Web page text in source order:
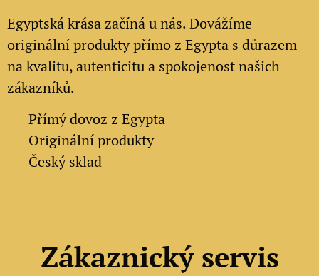
Egyptská krása začíná u nás. Dovážíme
originální produkty přímo z Egypta s důrazem
na kvalitu, autenticitu a spokojenost našich
zákazníků.
Přímý dovoz z Egypta
Originální produkty
✔ Český sklad
Zákaznický servis